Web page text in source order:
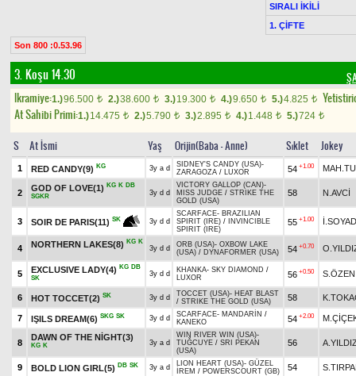
SIRALI İKİLİ
1. ÇİFTE
Son 800 :0.53.96
3. Koşu 14.30
Ikramiye:1.)96.500 t 2.)38.600 t 3.)19.300 t 4.)9.650 t 5.)4.825 t
At Sahibi Primi:1.)14.475 t 2.)5.790 t 3.)2.895 t 4.)1.448 t 5.)724 t
S At İsmi Yaş Orijin(Baba - Anne) Sıklet Jokey
1 RED CANDY(9) KG 3y a d SIDNEY'S CANDY (USA)-
ZARAGOZA / LUXOR 54 +1.00
2
GOD OF LOVE(1) KG K DB
SGKR
3y d d
VICTORY GALLOP (CAN)-
MISS JUDGE / STRIKE THE
GOLD (USA)
58 N.AVCİ
3 SOIR DE PARIS(11) SK 3y d d
SCARFACE- BRAZILIAN
SPIRIT (IRE) /
INVINCIBLE
SPIRIT (IRE)
55 +1.00 İ.SOYAD
4 NORTHERN LAKES(8) KG K
3y d d ORB (USA)- OXBOW LAKE
(USA) / DYNAFORMER (USA) 54 +0.70
5 EXCLUSIVE LADY(4) KG DB
SK
3y d d KHANKA- SKY DIAMOND /
LUXOR
56 +0.50 S.ÖZEN
6 HOT TOCCET(2) SK 3y d d TOCCET (USA)- HEAT BLAST
/ STRIKE THE GOLD (USA) 58
7 IŞILS DREAM(6) SKG SK 3y d d SCARFACE- MANDARİN /
KANEKO
54 +2.00
8
DAWN OF THE NİGHT(3)
KG K 3y a d
WIN RIVER WIN (USA)-
TUĞCUYE / SRI PEKAN
(USA)
56
9 BOLD LION GIRL(5) DB SK 3y a d LION HEART (USA)- GÜZEL
İREM / POWERSCOURT (GB) 54